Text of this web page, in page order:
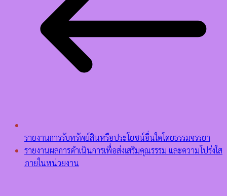
รายงานการรับทรัพย์สินหรือประโยชน์อื่นใดโดยธรรมจรรยา
รายงานผลการดำเนินการเพื่อส่งเสริมคุณรรรม และความโปร่งใส
ภายในหน่วยงาน